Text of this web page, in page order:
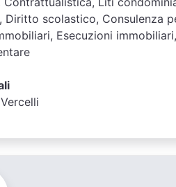
Diritto scolastico, Consulenza
Esecuzioni immobiliari,